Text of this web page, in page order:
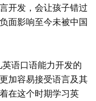
开发，会让孩子错过
面影响至今未被中国
语口语能力开发的
加容易接受语言及其
在这个时期学习英